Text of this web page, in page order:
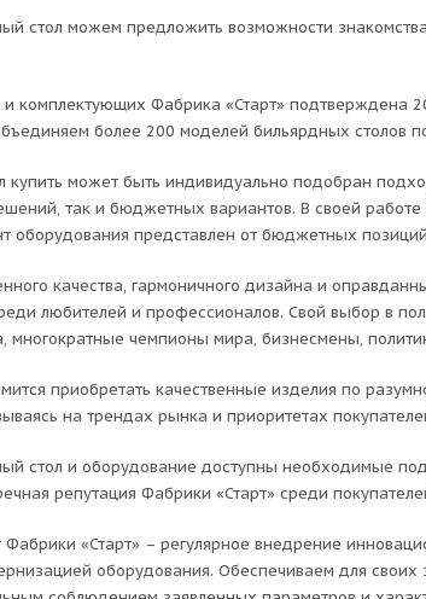
стол можем предложить возможности
комплектующих Фабрика «Старт» подтверждена
более 200 моделей бильярдных столов
может быть индивидуально подобран
так и бюджетных вариантов. В своей
оборудования представлен от бюджетных
качества, гармоничного дизайна и
любителей и профессионалов. Свой выбор в
многократные чемпионы мира, бизнесмены,
приобретать качественные изделия по
на трендах рынка и приоритетах
стол и оборудование доступны необходимые
репутация Фабрики «Старт» среди
«Старт» – регулярное внедрение
оборудования. Обеспечиваем для своих